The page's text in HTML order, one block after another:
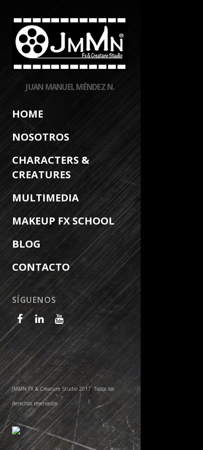
JUAN MANUEL MÉNDEZ N.
HOME
NOSOTROS
CHARACTERS &
CREATURES
MULTIMEDIA
MAKEUP FX SCHOOL
BLOG
CONTACTO
SÍGUENOS
JMMN FX & Creature Studio 2017. Todos los
derechos reservados.